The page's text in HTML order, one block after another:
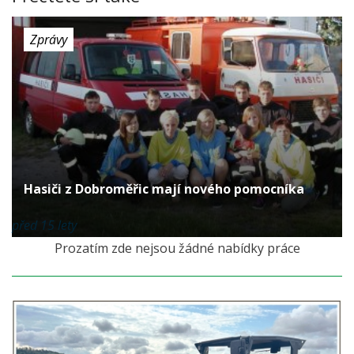
Zprávy
Hasiči z Dobroměřic mají nového pomocníka
před 15 lety
Prozatím zde nejsou žádné nabídky práce